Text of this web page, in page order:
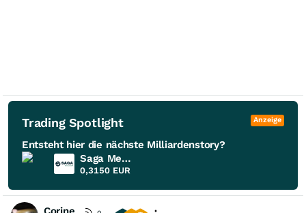
Trading Spotlight Anzeige
Entsteht hier die nächste Milliardenstory?
Saga Metals
0,3150 EUR